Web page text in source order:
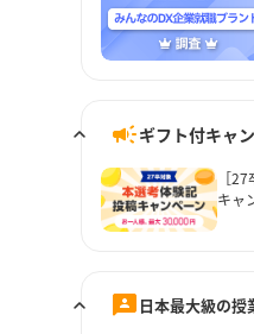
ギフト付キャ
［
キャ
日本最大級の授